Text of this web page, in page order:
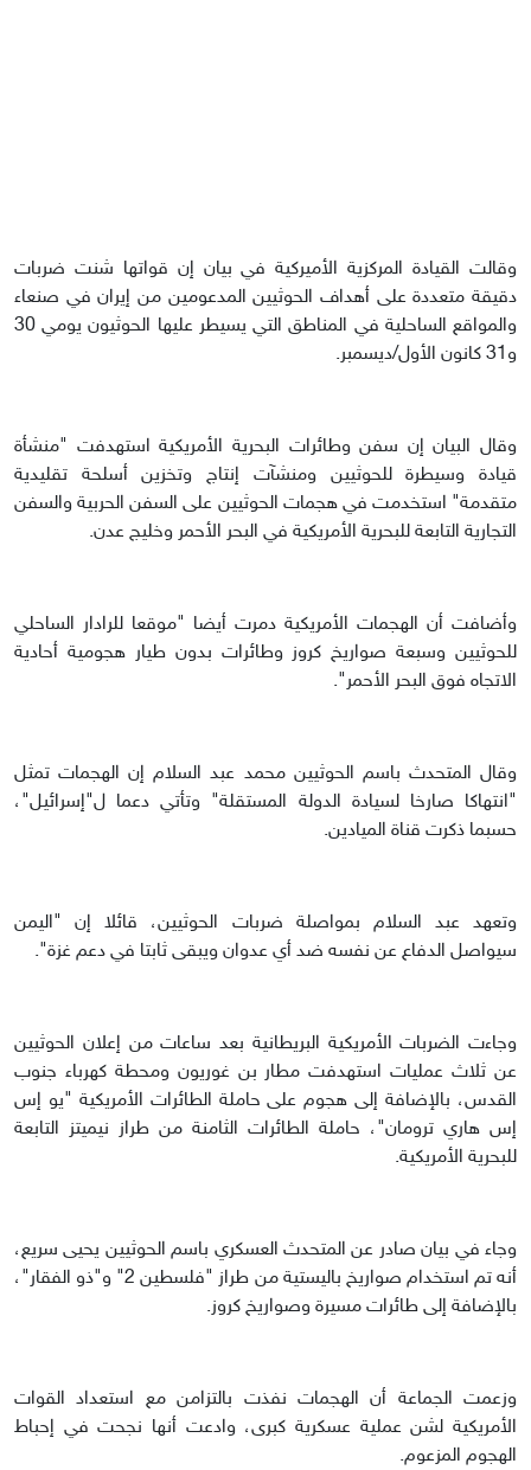
وقالت القيادة المركزية الأميركية في بيان إن قواتها شنت ضربات
دقيقة متعددة على أهداف الحوثيين المدعومين من إيران في صنعاء
والمواقع الساحلية في المناطق التي يسيطر عليها الحوثيون يومي 30
و31 كانون الأول/ديسمبر.
وقال البيان إن سفن وطائرات البحرية الأمريكية استهدفت "منشأة
قيادة وسيطرة للحوثيين ومنشآت إنتاج وتخزين أسلحة تقليدية
متقدمة" استخدمت في هجمات الحوثيين على السفن الحربية والسفن
التجارية التابعة للبحرية الأمريكية في البحر الأحمر وخليج عدن.
وأضافت أن الهجمات الأمريكية دمرت أيضا "موقعا للرادار الساحلي
للحوثيين وسبعة صواريخ كروز وطائرات بدون طيار هجومية أحادية
الاتجاه فوق البحر الأحمر".
وقال المتحدث باسم الحوثيين محمد عبد السلام إن الهجمات تمثل
"انتهاكا صارخا لسيادة الدولة المستقلة" وتأتي دعما ل"إسرائيل"،
حسبما ذكرت قناة الميادين.
وتعهد عبد السلام بمواصلة ضربات الحوثيين، قائلا إن "اليمن
سيواصل الدفاع عن نفسه ضد أي عدوان ويبقى ثابتا في دعم غزة".
وجاءت الضربات الأمريكية البريطانية بعد ساعات من إعلان الحوثيين
عن ثلاث عمليات استهدفت مطار بن غوريون ومحطة كهرباء جنوب
القدس، بالإضافة إلى هجوم على حاملة الطائرات الأمريكية "يو إس
إس هاري ترومان"، حاملة الطائرات الثامنة من طراز نيميتز التابعة
للبحرية الأمريكية.
وجاء في بيان صادر عن المتحدث العسكري باسم الحوثيين يحيى سريع،
أنه تم استخدام صواريخ باليستية من طراز "فلسطين 2" و"ذو الفقار"،
بالإضافة إلى طائرات مسيرة وصواريخ كروز.
وزعمت الجماعة أن الهجمات نفذت بالتزامن مع استعداد القوات
الأمريكية لشن عملية عسكرية كبرى، وادعت أنها نجحت في إحباط
الهجوم المزعوم.